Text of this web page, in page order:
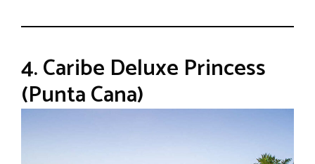
4. Caribe Deluxe Princess
(Punta Cana)